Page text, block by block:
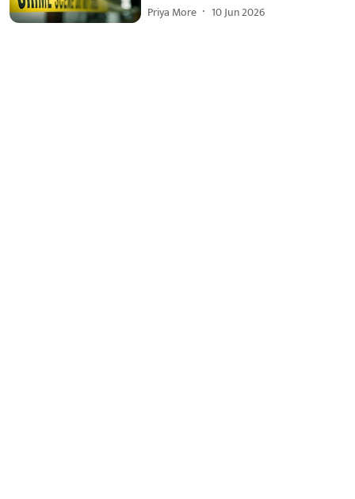
Priya More 10 Jun 2026